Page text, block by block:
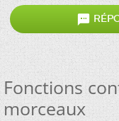

Fonctions
morceaux